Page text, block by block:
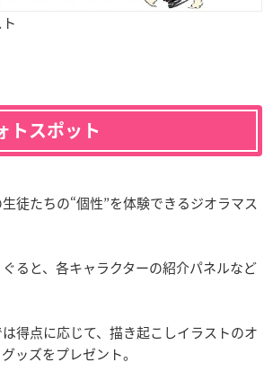
トスポット
徒たちの“個性”を体験できるジオラマス
ると、各キャラクターの紹介パネルなど
得点に応じて、描き起こしイラストのオ
ッズをプレゼント。